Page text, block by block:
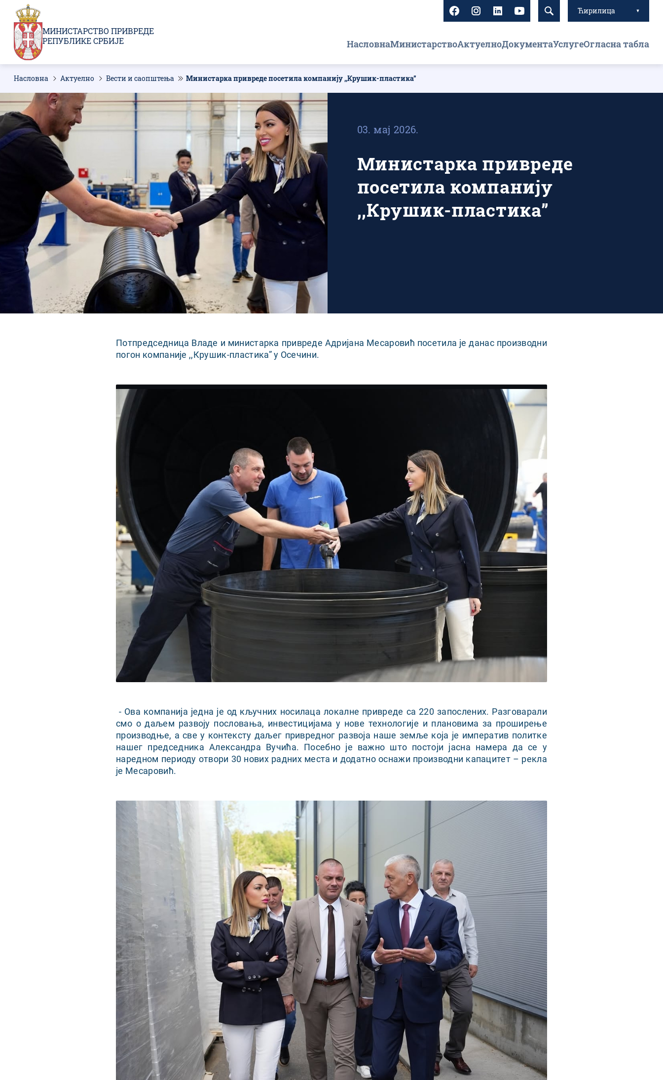
Пребаци
главни
садржаја
МИНИСТАРСТВО ПРИВРЕДЕ
РЕПУБЛИКЕ СРБИЈЕ
Главна
навигација
НасловнаМинистарствоАктуелноДокументаУслугеОгласна табла
Ћирилица
Мрвице
Насловна Актуелно Вести и саопштења Министарка привреде посетила компанију ,,Крушик-пластика”
03. мај 2026.
Министарка привреде
посетила компанију
,,Крушик-пластика”
Потпредседница Владе и министарка привреде Адријана Месаровић посетила је данас производни
погон компаније ,,Крушик-пластика” у Осечини.
- Ова компанија једна је од кључних носилаца локалне привреде са 220 запослених. Разговарали
смо о даљем развоју пословања, инвестицијама у нове технологије и плановима за проширење
производње, а све у контексту даљег привредног развоја наше земље која је императив политке
нашег председника Александра Вучића. Посебно је важно што постоји јасна намера да се у
наредном периоду отвори 30 нових радних места и додатно оснажи производни капацитет – рекла
је Месаровић.